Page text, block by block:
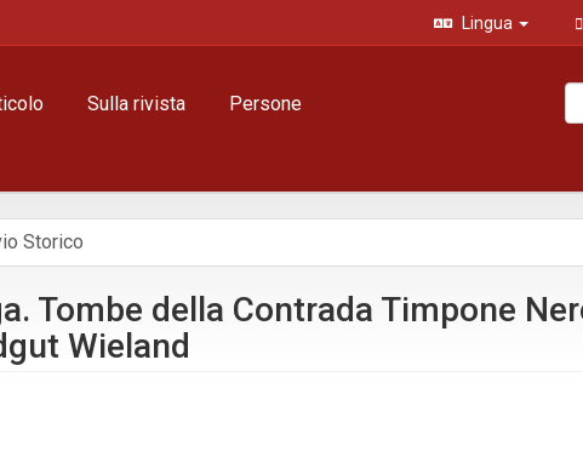
Lingua
Sulla rivista Persone
Storico
Tombe della Contrada Timpone
Wieland